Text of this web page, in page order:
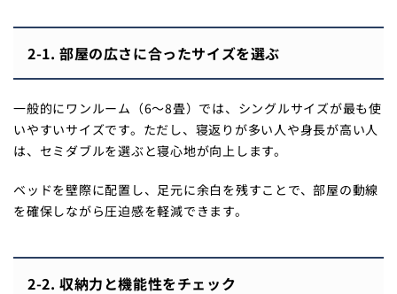
2-1. 部屋の広さに合ったサイズを選ぶ
一般的にワンルーム（6〜8畳）では、シングルサイズが最も使
いやすいサイズです。ただし、寝返りが多い人や身長が高い人
は、セミダブルを選ぶと寝心地が向上します。
ベッドを壁際に配置し、足元に余白を残すことで、部屋の動線
を確保しながら圧迫感を軽減できます。
2-2. 収納力と機能性をチェック